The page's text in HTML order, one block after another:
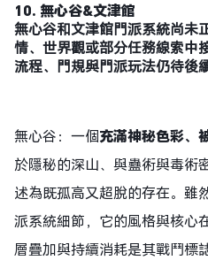
10. 無心谷&文津館
無心谷和文津館門派系統尚未
情、世界觀或部分任務線索中
流程、門規與門派玩法仍待後
無心谷：一個充滿神秘色彩、
於隱秘的深山、與蠱術與毒術
述為既孤高又超脫的存在。雖
派系統細節，它的風格與核心在
層疊加與持續消耗是其戰鬥標誌